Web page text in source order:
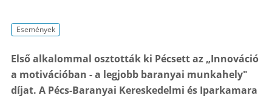
Események
Első alkalommal osztották ki Pécsett az „Innováció
a motivációban - a legjobb baranyai munkahely"
díjat. A Pécs-Baranyai Kereskedelmi és Iparkamara